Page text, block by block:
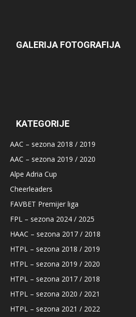
GALERIJA FOTOGRAFIJA
KATEGORIJE
AAC – sezona 2018 / 2019
AAC – sezona 2019 / 2020
Alpe Adria Cup
Cheerleaders
FAVBET Premijer liga
FPL – sezona 2024 / 2025
HAAC – sezona 2017 / 2018
HTPL – sezona 2018 / 2019
HTPL – sezona 2019 / 2020
HTPL – sezona 2017 / 2018
HTPL – sezona 2020 / 2021
HTPL – sezona 2021 / 2022